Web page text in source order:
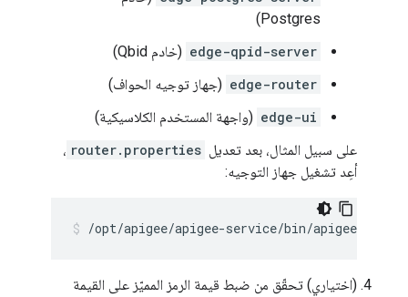
Postgres)
edge-qpid-server (خادم Qbid)
edge-router (جهاز توجيه الحواف)
edge-ui (واجهة المستخدم الكلاسيكية)
على سبيل المثال، بعد تعديل router.properties ،
أعِد تشغيل جهاز التوجيه:
/opt/apigee/apigee-service/bin/apigee-
(اختياري) تحقّق من ضبط قيمة الرمز المميّز على القيمة